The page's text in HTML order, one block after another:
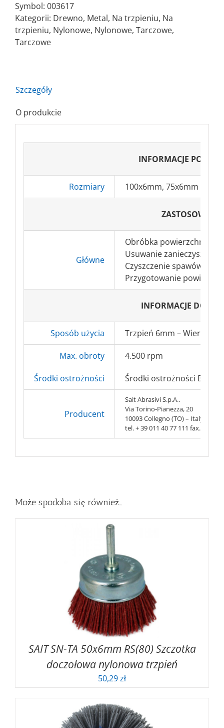
75x6mm
RS(80)
Szczotka
tarczowa
Symbol: 003617
Kategorii: Drewno, Metal, Na trzpieniu, Na
trzpieniu, Nylonowe, Nylonowe, Tarczowe,
Tarczowe
Szczegóły
O produkcie
INFORMACJE
Rozmiary 100x6mm, 75x6mm
Główne
Obróbka powierzchni
Usuwanie
Czyszczenie spawów,
Przygotowanie
INFORMACJE
Sposób użycia Trzpień 6mm –
Max. obroty 4.500 rpm
Środki ostrożności Środki ostrożności BHP
Producent
Sait Abrasivi S.p.A..
Via Torino-Pianezza, 20
10093 Collegno (TO) – Italy
tel. + 39 011 40 77 111 fax. + 39
Może spodoba się również…
SAIT SN-TA 50x6mm RS(80) Szczotka
doczołowa nylonowa trzpień
50,29zł